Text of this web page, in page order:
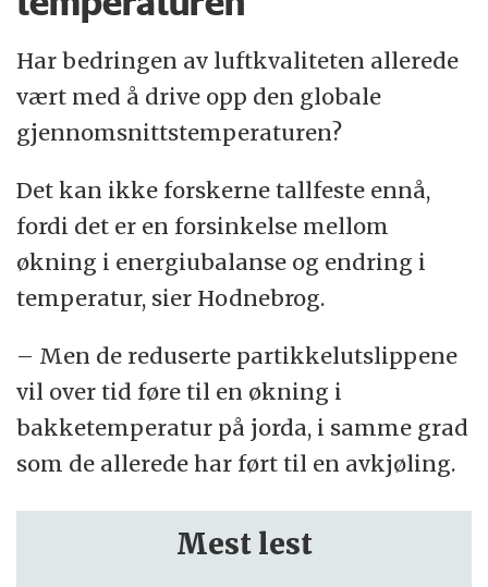
Har bedringen av luftkvaliteten allerede
vært med å drive opp den globale
gjennomsnittstemperaturen?
Det kan ikke forskerne tallfeste ennå,
fordi det er en forsinkelse mellom
økning i energiubalanse og endring i
temperatur, sier Hodnebrog.
– Men de reduserte partikkelutslippene
vil over tid føre til en økning i
bakketemperatur på jorda, i samme grad
som de allerede har ført til en avkjøling.
Mest lest